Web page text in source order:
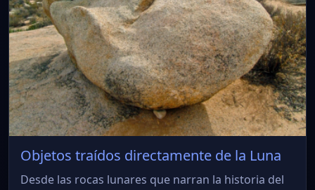
Objetos traídos directamente de la Luna
Desde las rocas lunares que narran la historia del